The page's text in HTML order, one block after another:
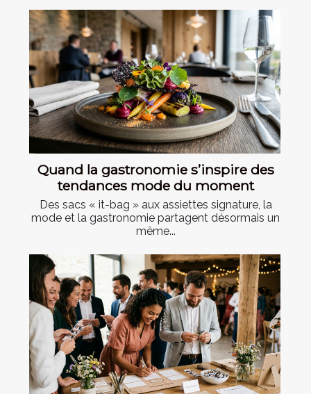
Quand la gastronomie s’inspire des
tendances mode du moment
Des sacs « it-bag » aux assiettes signature, la
mode et la gastronomie partagent désormais un
même...